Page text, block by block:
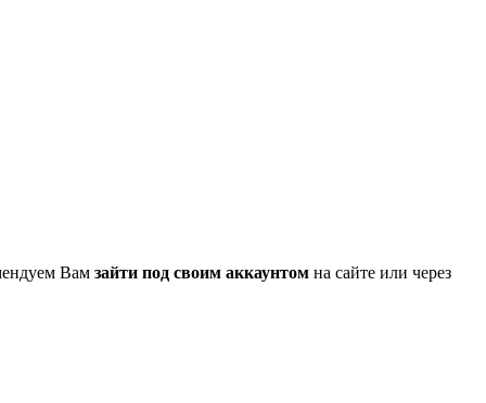
Вам зайти под своим аккаунтомна сайте или через